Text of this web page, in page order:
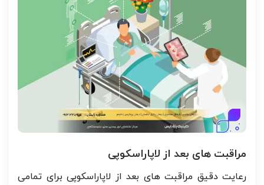
مراقبت های بعد از لاپاراسکوپی
رعایت دقیق مراقبت های بعد از لاپاراسکوپی برای تمامی